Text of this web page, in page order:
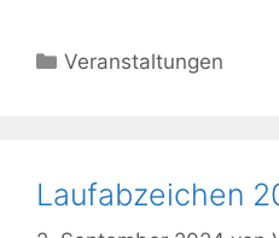
Kategorien
Veranstaltungen
Laufabzeichen